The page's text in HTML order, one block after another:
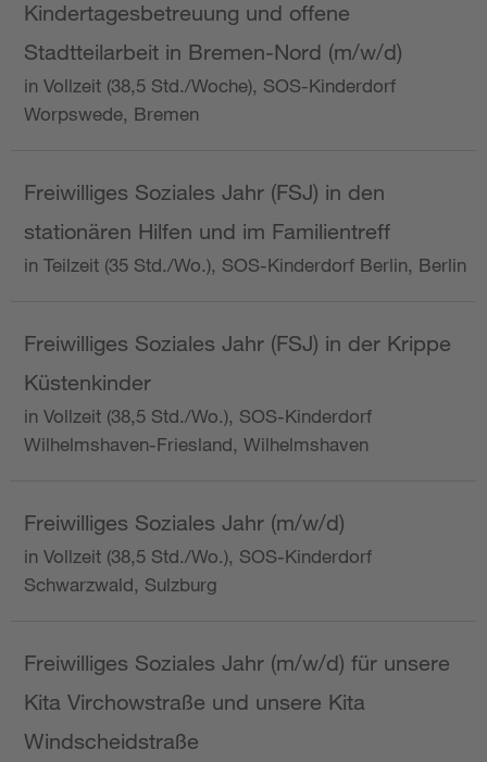
Kindertagesbetreuung und offene
Stadtteilarbeit in Bremen-Nord (m/w/d)
in Vollzeit (38,5 Std./Woche), SOS-Kinderdorf
Worpswede, Bremen
Freiwilliges Soziales Jahr (FSJ) in den
stationären Hilfen und im Familientreff
in Teilzeit (35 Std./Wo.), SOS-Kinderdorf Berlin, Berlin
Freiwilliges Soziales Jahr (FSJ) in der Krippe
Küstenkinder
in Vollzeit (38,5 Std./Wo.), SOS-Kinderdorf
Wilhelmshaven-Friesland, Wilhelmshaven
Freiwilliges Soziales Jahr (m/w/d)
in Vollzeit (38,5 Std./Wo.), SOS-Kinderdorf
Schwarzwald, Sulzburg
Freiwilliges Soziales Jahr (m/w/d) für unsere
Kita Virchowstraße und unsere Kita
Windscheidstraße